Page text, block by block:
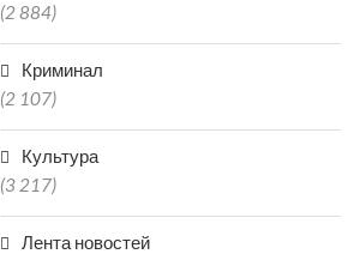
(2 884)
Криминал
(2 107)
Культура
(3 217)
Лента новостей